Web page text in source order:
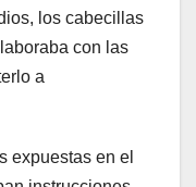
los cabecillas
con las
a
expuestas en el